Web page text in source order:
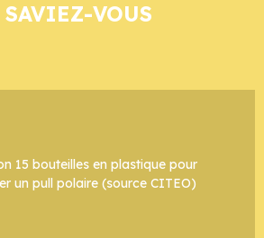
SAVIEZ-VOUS
15 bouteilles en plastique pour
un pull polaire (source CITEO)